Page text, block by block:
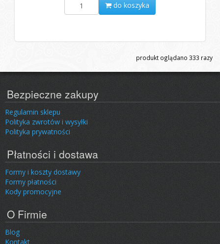
do koszyka
produkt oglądano 333 razy
Bezpieczne zakupy
Regulamin sklepu
Polityka zwrotów i wysyłki
Polityka prywatności
Płatności i dostawa
Formy i koszty dostawy
Formy płatności
Kody promocyjne
O Firmie
Blog
Kontakt